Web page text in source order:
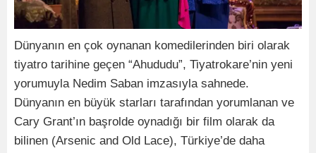
Dünyanın en çok oynanan komedilerinden biri olarak
tiyatro tarihine geçen “Ahududu”, Tiyatrokare’nin yeni
yorumuyla Nedim Saban imzasıyla sahnede.
Dünyanın en büyük starları tarafından yorumlanan ve
Cary Grant’ın başrolde oynadığı bir film olarak da
bilinen (Arsenic and Old Lace), Türkiye’de daha